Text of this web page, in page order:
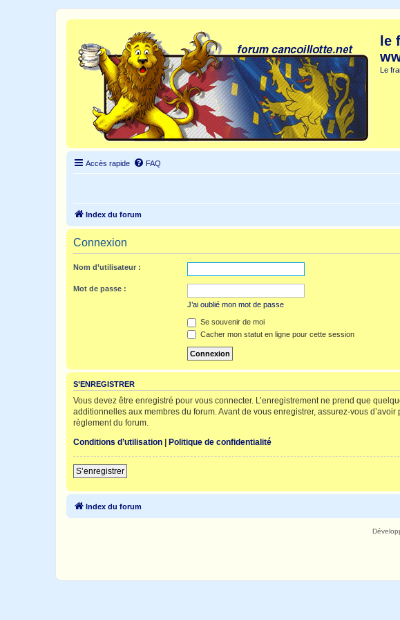
le
Le
Accès rapide FAQ
Index du forum
Connexion
Nom d’utilisateur :
Mot de passe :
J’ai oublié mon mot de passe
Se souvenir de moi
Cacher mon statut en ligne pour cette session
S’ENREGISTRER
Vous devez être enregistré pour vous connecter. L’enregistrement ne prend que
additionnelles aux membres du forum. Avant de vous enregistrer, assurez-vous
règlement du forum.
Conditions d’utilisation | Politique de confidentialité
S’enregistrer
Index du forum